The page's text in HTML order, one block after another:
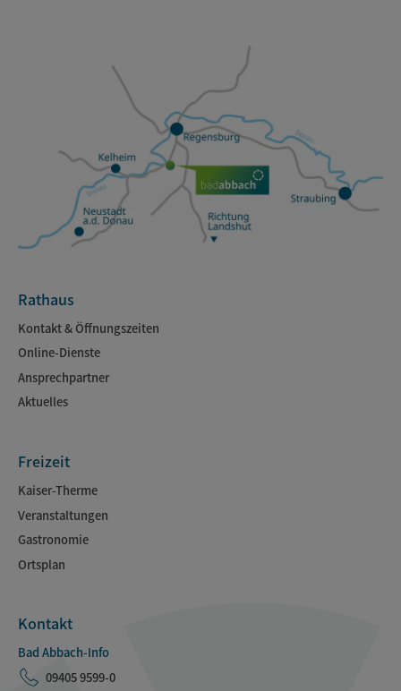
Rathaus
Kontakt & Öffnungszeiten
Online-Dienste
Ansprechpartner
Aktuelles
Freizeit
Kaiser-Therme
Veranstaltungen
Gastronomie
Ortsplan
Kontakt
Bad Abbach-Info
09405 9599-0